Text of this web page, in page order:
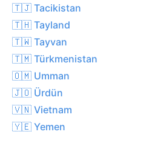
🇹🇯 Tacikistan
🇹🇭 Tayland
🇹🇼 Tayvan
🇹🇲 Türkmenistan
🇴🇲 Umman
🇯🇴 Ürdün
🇻🇳 Vietnam
🇾🇪 Yemen